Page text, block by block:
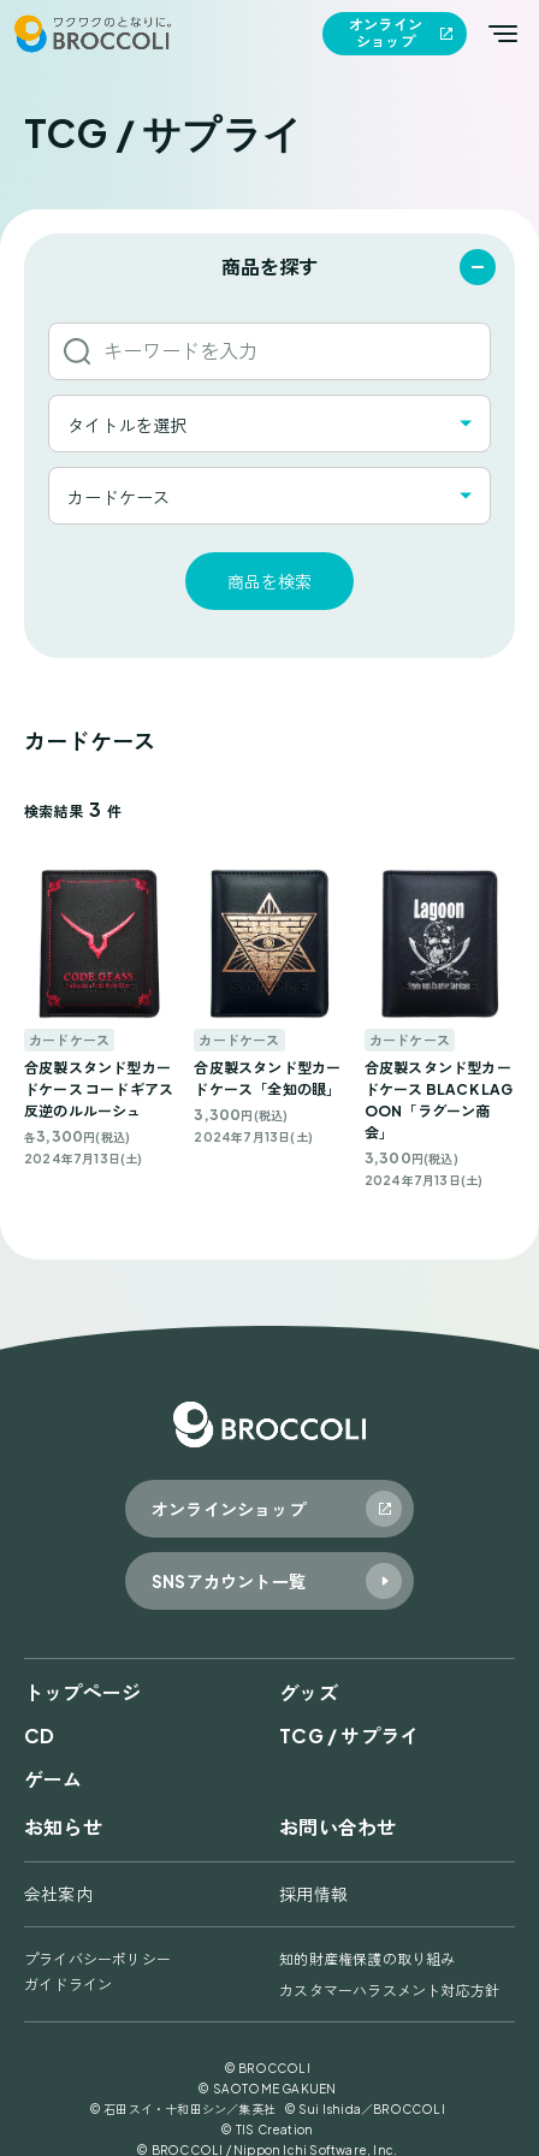
オンライン
ショップ
TCG / サプライ
商品を探す
キ
ワ
ド
か
タ
ト
一
タイトルを選択
カ
カードケース
商品を検索
カードケース
検索結果 3 件
カードケース
合皮製スタンド型カー
ドケース コードギアス
反逆のルルーシュ
各3,300円(税込)
2024年7月13日(土)
カードケース
合皮製スタンド型カー
ドケース「全知の眼」
3,300円(税込)
2024年7月13日(土)
カードケース
合皮製スタンド型カー
ドケース BLACK LAG
OON「ラグーン商
会」
3,300円(税込)
2024年7月13日(土)
オンラインショップ
SNSアカウント一覧
トップページ
グッズ
CD
TCG / サプライ
ゲーム
お知らせ
お問い合わせ
会社案内 採用情報
プライバシーポリシー
知的財産権保護の取り組み
ガイドライン
カスタマーハラスメント対応方針
© BROCCOLI
© SAOTOME GAKUEN
© 石田スイ・十和田シン／集英社 © Sui Ishida／BROCCOLI
© TIS Creation
© BROCCOLI / Nippon Ichi Software, Inc.